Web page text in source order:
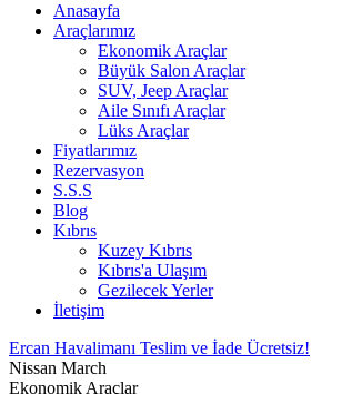
Anasayfa
Araçlarımız
Ekonomik Araçlar
Büyük Salon Araçlar
SUV, Jeep Araçlar
Aile Sınıfı Araçlar
Lüks Araçlar
Fiyatlarımız
Rezervasyon
S.S.S
Blog
Kıbrıs
Kuzey Kıbrıs
Kıbrıs'a Ulaşım
Gezilecek Yerler
İletişim
Ercan Havalimanı Teslim ve İade Ücretsiz!
Nissan March
Ekonomik Araçlar